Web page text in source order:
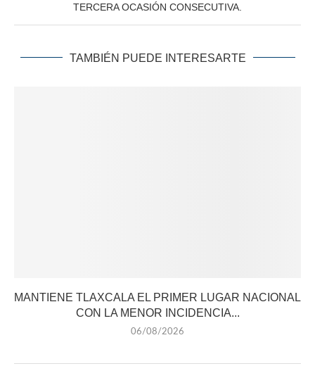
TERCERA OCASIÓN CONSECUTIVA.
TAMBIÉN PUEDE INTERESARTE
MANTIENE TLAXCALA EL PRIMER LUGAR NACIONAL
CON LA MENOR INCIDENCIA...
06/08/2026